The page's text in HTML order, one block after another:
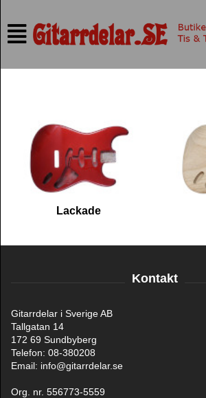
Lackade
Kontakt
Gitarrdelar i Sverige AB
Tallgatan 14
172 69 Sundbyberg
Telefon: 08-380208
Email: info@gitarrdelar.se
Org. nr. 556773-5559